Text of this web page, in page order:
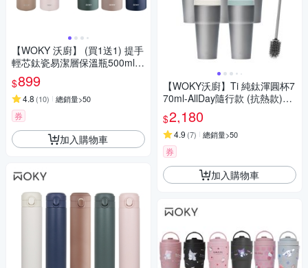
【WOKY 沃廚】 (買1送1) 提手
輕芯鈦瓷易潔層保溫瓶500ml+
800ml
$899
4.8 (10) 總銷量>50
券
加入購物車
【WOKY沃廚】Ti 純鈦渾圓杯7
70ml-AllDay隨行款 (抗熱款)
+矽膠杯刷
$2,180
4.9 (7) 總銷量>50
券
加入購物車